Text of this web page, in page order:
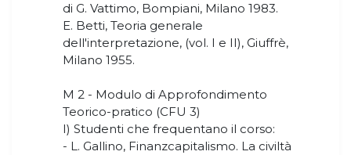
di G. Vattimo, Bompiani, Milano 1983.
E. Betti, Teoria generale
dell'interpretazione, (vol. I e II), Giuffrè,
Milano 1955.
M 2 - Modulo di Approfondimento
Teorico-pratico (CFU 3)
I) Studenti che frequentano il corso:
- L. Gallino, Finanzcapitalismo. La civiltà